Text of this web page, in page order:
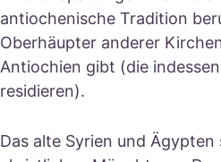
antiochenische Tradition
Oberhäupter anderer
Antiochien gibt (die
residieren).
Das alte Syrien und